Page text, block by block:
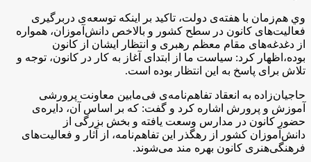
وي هم‌زمان با هفته‌ی دولت، تاكيد بر اينكه توسعه‌ی دربرگیری
فعالیت‌های کانون در سطح کشور و بالاخص دانش‌آموزان، همواره
از دغدغه‌های مقام معظم رهبری و انتظار ایشان از کانون
بوده،اظهار كرد: سیاست ما از ابتدای آغاز به کار در کانون، توجه و
تلاش برای پاسخ به این انتظار بوده است.
حاجیان‌زاده به انعقاد تفاهم‌نامه‌ی فی‌مابین معاونت پرورشی
آموزش و پرورش اشاره کرد و گفت: که بر اساس آن، دایره‌ی
حضور کانون در مدارس وسعت یافته و بخش بزرگی از
دانش‌آموزان کشور از رهگذر این تفاهم‌نامه، از آثار و فعالیت‌های
فرهنگی‌هنری کانون بهره مند می‌شوند.